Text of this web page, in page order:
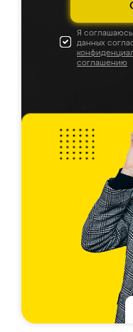
Я
данных
соглашению